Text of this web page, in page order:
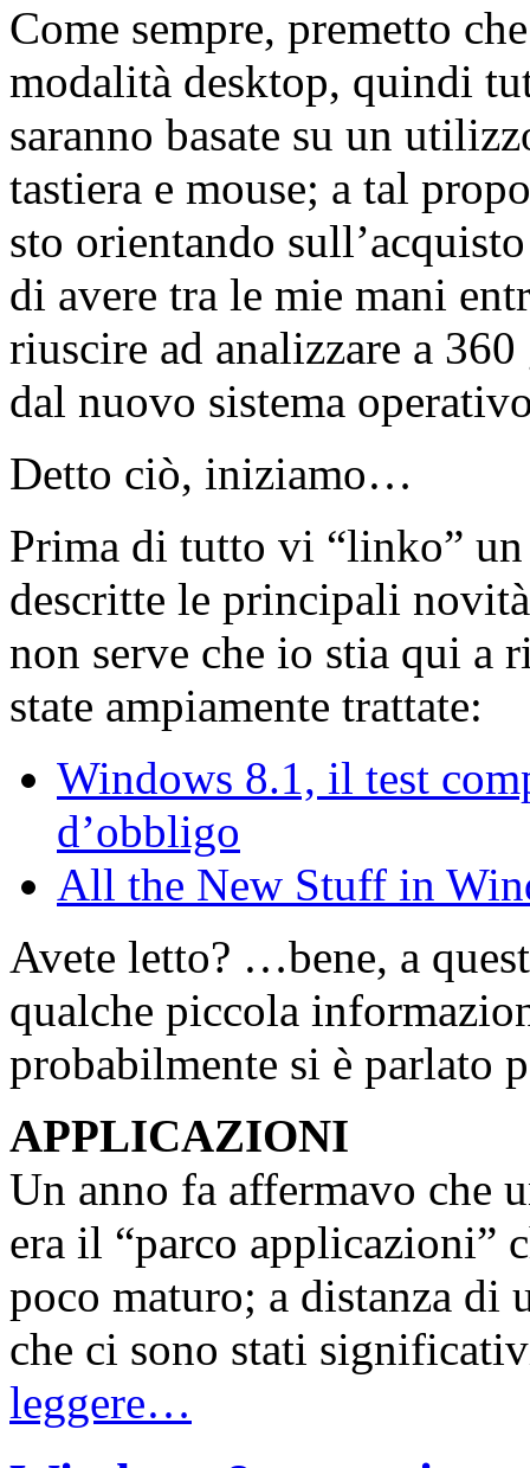
Come sempre, premetto
modalità desktop, quindi
saranno basate su un
tastiera e mouse; a tal
sto orientando
di avere tra le mie mani
riuscire ad analizzare a
dal nuovo sistema
Detto ciò, iniziamo…
Prima di tutto vi “linko”
descritte le principali
non serve che io stia qui a
state ampiamente trattate:
Windows 8.1, il test
d’obbligo
All the New Stuff in
Avete letto? …bene, a
qualche piccola
probabilmente si è parlato
APPLICAZIONI
Un anno fa affermavo che
era il “parco applicazioni”
poco maturo; a distanza di
che ci sono stati
leggere…